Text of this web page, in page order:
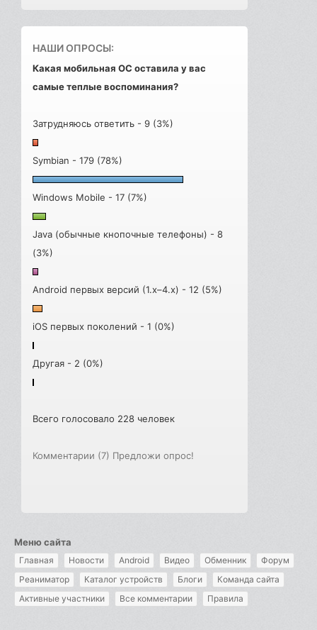
НАШИ ОПРОСЫ:
Какая мобильная ОС оставила у вас
самые теплые воспоминания?
Затрудняюсь ответить - 9 (3%)
Symbian - 179 (78%)
Windows Mobile - 17 (7%)
Java (обычные кнопочные телефоны) - 8
(3%)
Android первых версий (1.x–4.x) - 12 (5%)
iOS первых поколений - 1 (0%)
Другая - 2 (0%)
Всего голосовало 228 человек
Комментарии (7) Предложи опрос!
Меню сайта
Главная Новости Android Видео Обменник
Форум
Реаниматор
Каталог устройств Блоги
Команда сайта
Активные участники
Все комментарии Правила